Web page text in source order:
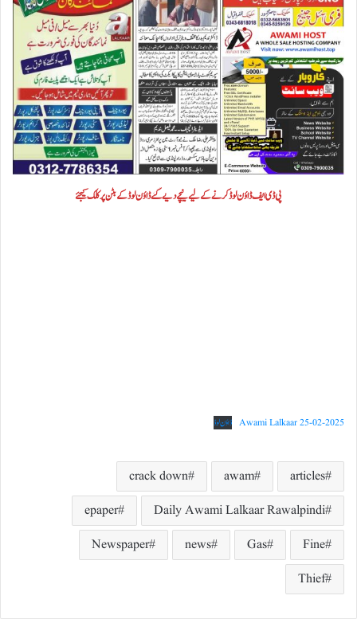
پی ڈی ایف ڈاؤن لوڈ کرنے کے لیے نیچے دیے گئے ڈاؤن لوڈ کے بٹن پر کلک کیجئے
Awami Lalkaar 25-02-2025 ڈاؤن لوڈ
articles
awam
crack down
Daily Awami Lalkaar Rawalpindi
epaper
Fine
Gas
news
Newspaper
Thief